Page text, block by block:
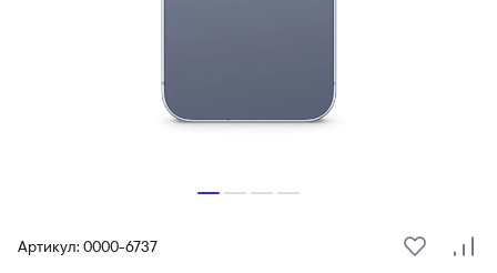
Артикул: 0000-6737
В